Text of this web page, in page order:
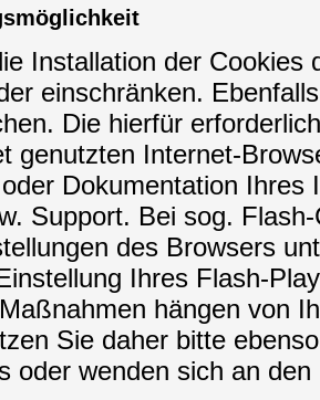
Installation der
einschränken.
Die hierfür
genutzten Internet-
Dokumentation
Support. Bei sog.
des Browsers
Ihres Flash-
hängen von
Sie daher bitte
oder wenden sich an